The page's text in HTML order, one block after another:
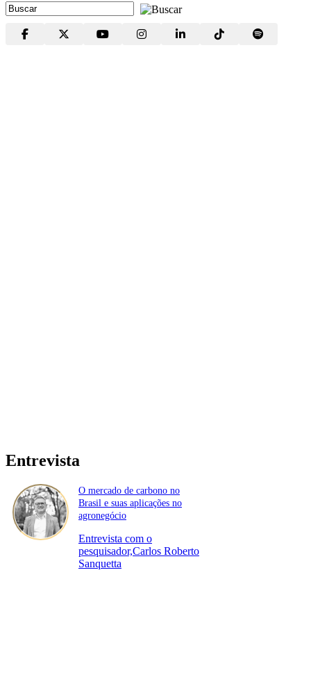
Entrevista
O mercado de carbono no
Brasil e suas aplicações no
agronegócio
Entrevista com o
pesquisador,Carlos Roberto
Sanquetta